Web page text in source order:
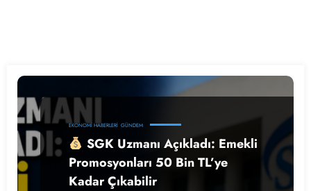
EKONOMI HABERLERI GÜNDEM
SGK Uzmanı Açıkladı: Emekli
Promosyonları 50 Bin TL’ye
Kadar Çıkabilir